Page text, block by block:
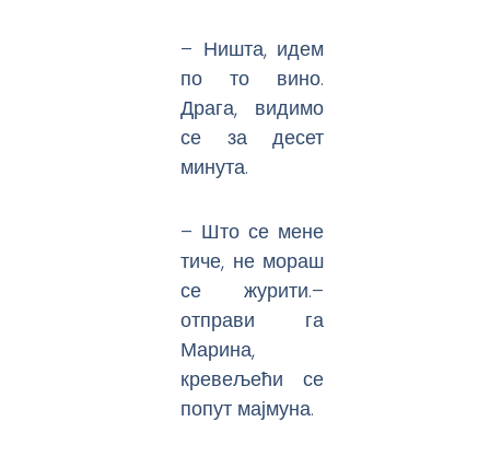
– Ништа, идем
по то вино.
Драга, видимо
се за десет
минута.
– Што се мене
тиче, не мораш
се журити.–
отправи га
Марина,
кревељећи се
попут мајмуна.